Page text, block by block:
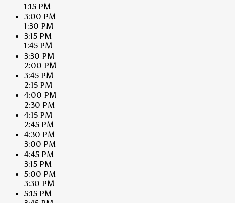
1:15 PM
3:00 PM
1:30 PM
3:15 PM
1:45 PM
3:30 PM
2:00 PM
3:45 PM
2:15 PM
4:00 PM
2:30 PM
4:15 PM
2:45 PM
4:30 PM
3:00 PM
4:45 PM
3:15 PM
5:00 PM
3:30 PM
5:15 PM